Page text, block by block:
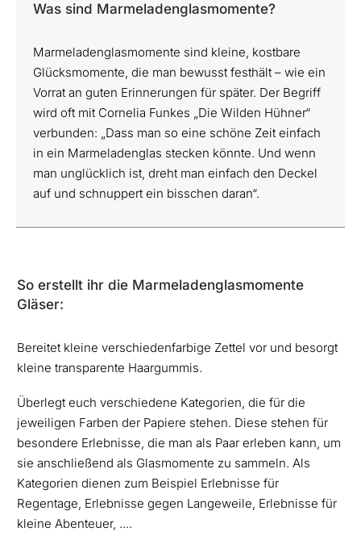
Was sind Marmeladenglasmomente?
Marmeladenglasmomente sind kleine, kostbare
Glücksmomente, die man bewusst festhält – wie ein
Vorrat an guten Erinnerungen für später. Der Begriff
wird oft mit Cornelia Funkes „Die Wilden Hühner“
verbunden: „Dass man so eine schöne Zeit einfach
in ein Marmeladenglas stecken könnte. Und wenn
man unglücklich ist, dreht man einfach den Deckel
auf und schnuppert ein bisschen daran“.
So erstellt ihr die Marmeladenglasmomente
Gläser:
Bereitet kleine verschiedenfarbige Zettel vor und besorgt
kleine transparente Haargummis.
Überlegt euch verschiedene Kategorien, die für die
jeweiligen Farben der Papiere stehen. Diese stehen für
besondere Erlebnisse, die man als Paar erleben kann, um
sie anschließend als Glasmomente zu sammeln. Als
Kategorien dienen zum Beispiel Erlebnisse für
Regentage, Erlebnisse gegen Langeweile, Erlebnisse für
kleine Abenteuer, ....